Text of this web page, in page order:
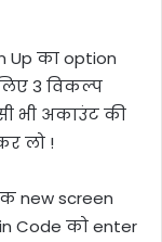
का option
3 विकल्प
भी अकाउंट की
लो !
new screen
Code को enter